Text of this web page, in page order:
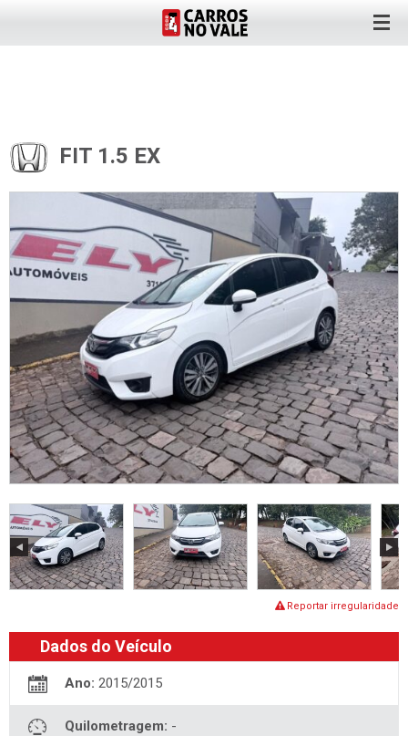
FIT 1.5 EX
Reportar irregularidade
Dados do Veículo
Ano: 2015/2015
Quilometragem: -